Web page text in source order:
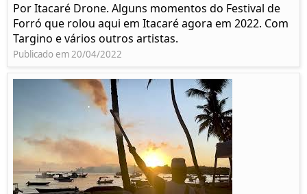
Por Itacaré Drone. Alguns momentos do Festival de
Forró que rolou aqui em Itacaré agora em 2022. Com
Targino e vários outros artistas.
Publicado em 20/04/2022